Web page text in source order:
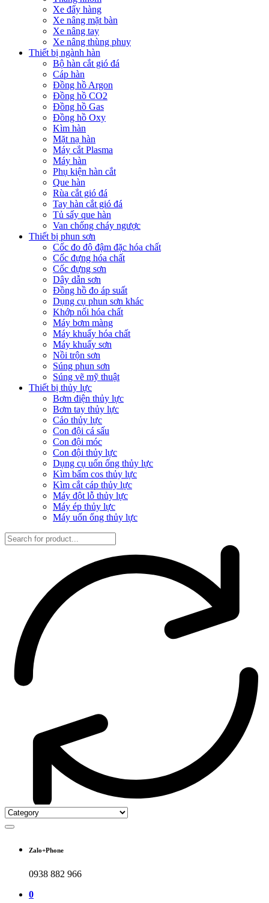
Xe đẩy hàng
Xe nâng mặt bàn
Xe nâng tay
Xe nâng thùng phuy
Thiết bị ngành hàn
Bộ hàn cắt gió đá
Cáp hàn
Đồng hồ Argon
Đồng hồ CO2
Đồng hồ Gas
Đồng hồ Oxy
Kìm hàn
Mặt nạ hàn
Máy cắt Plasma
Máy hàn
Phụ kiện hàn cắt
Que hàn
Rùa cắt gió đá
Tay hàn cắt gió đá
Tủ sấy que hàn
Van chống cháy ngược
Thiết bị phun sơn
Cốc đo độ đậm đặc hóa chất
Cốc đựng hóa chất
Cốc đựng sơn
Dây dẫn sơn
Đồng hồ đo áp suất
Dụng cụ phun sơn khác
Khớp nối hóa chất
Máy bơm màng
Máy khuấy hóa chất
Máy khuấy sơn
Nồi trộn sơn
Súng phun sơn
Súng vẽ mỹ thuật
Thiết bị thủy lực
Bơm điện thủy lực
Bơm tay thủy lực
Cảo thủy lực
Con đội cá sấu
Con đội móc
Con đội thủy lực
Dụng cụ uốn ống thủy lực
Kìm bấm cos thủy lực
Kìm cắt cáp thủy lực
Máy đột lỗ thủy lực
Máy ép thủy lực
Máy uốn ống thủy lực
Zalo+Phone
0938 882 966
0